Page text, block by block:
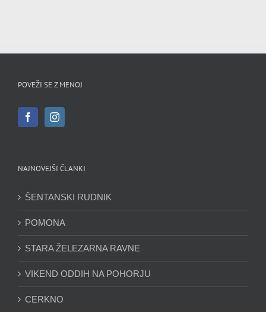
POVEŽI SE Z MENOJ
NAJNOVEJŠI ČLANKI
ŠENTANSKI RUDNIK
POMONA
STARA ŽELEZARNA RAVNE
VIKEND ODDIH NA POHORJU
CERKNO